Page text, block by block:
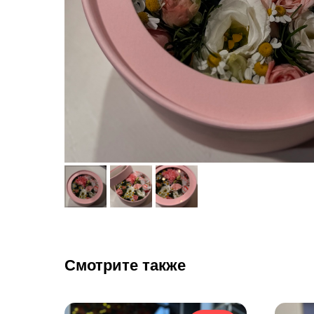
Смотрите также